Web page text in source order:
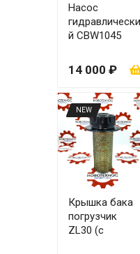
Насос
гидравлически
й CBW1045
основной два
уха
14 000 ₽
NEW
Крышка бака
погрузчик
ZL30 (с